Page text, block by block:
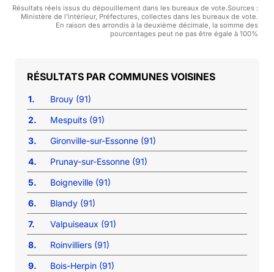
Résultats réels issus du dépouillement dans les bureaux de vote.Sources :
Ministère de l'intérieur, Préfectures, collectes dans les bureaux de vote.
En raison des arrondis à la deuxième décimale, la somme des
pourcentages peut ne pas être égale à 100%
COMMUNES VOISINES
1.
Brouy (91)
2.
Mespuits (91)
3.
Gironville-sur-Essonne (91)
4.
Prunay-sur-Essonne (91)
5.
Boigneville (91)
6.
Blandy (91)
7.
Valpuiseaux (91)
8.
Roinvilliers (91)
9.
Bois-Herpin (91)